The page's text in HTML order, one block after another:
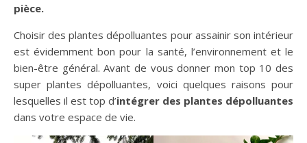
pièce.
Choisir des plantes dépolluantes pour assainir son intérieur
est évidemment bon pour la santé, l’environnement et le
bien-être général. Avant de vous donner mon top 10 des
super plantes dépolluantes, voici quelques raisons pour
lesquelles il est top d’intégrer des plantes dépolluantes
dans votre espace de vie.